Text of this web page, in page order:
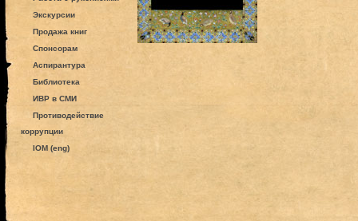
Экскурсии
Продажа книг
Спонсорам
Аспирантура
Библиотека
ИВР в СМИ
Противодействие
коррупции
IOM (eng)